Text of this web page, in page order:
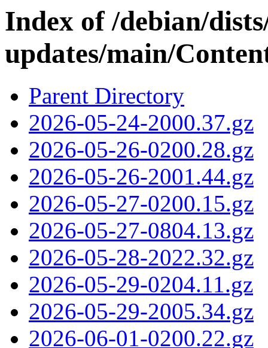
Index of /debian/
updates/main/
Parent Directory
2026-05-24-2000.37.gz
2026-05-26-0200.28.gz
2026-05-26-2001.44.gz
2026-05-27-0200.15.gz
2026-05-27-0804.13.gz
2026-05-28-2022.32.gz
2026-05-29-0204.11.gz
2026-05-29-2005.34.gz
2026-06-01-0200.22.gz